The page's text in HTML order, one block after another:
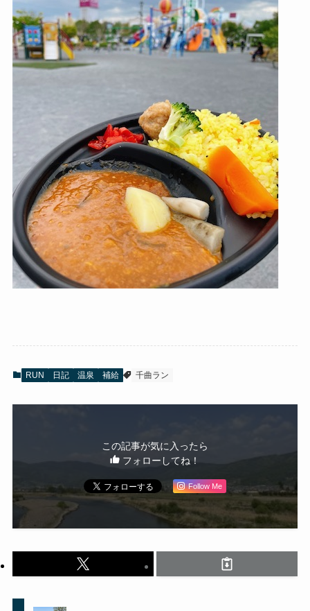
RUN 日記 温泉 補給 千曲ラン
この記事が気に入ったら
フォローしてね！
Follow Me